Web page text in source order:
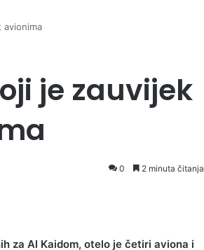
avionima
je zauvijek
0 2 minuta čitanja
za Al Kaidom, otelo je četiri aviona i